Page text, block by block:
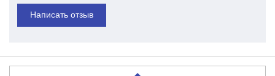
Написать отзыв